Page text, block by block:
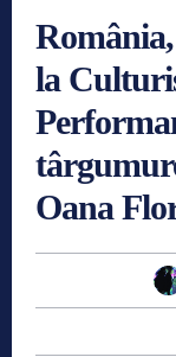
la
Oana